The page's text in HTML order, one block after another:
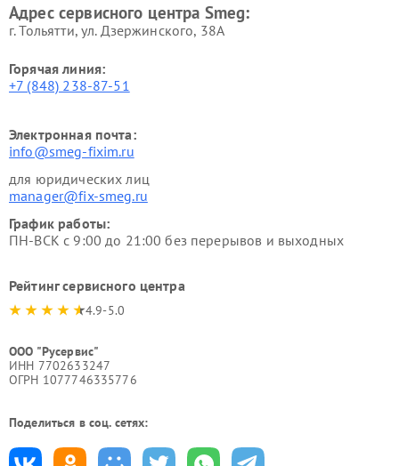
Адрес сервисного центра Smeg:
г. Тольятти, ул. Дзержинского, 38А
Горячая линия:
+7 (848) 238-87-51
Электронная почта:
info@smeg-fixim.ru
для юридических лиц
manager@fix-smeg.ru
График работы:
ПН-ВСК с 9:00 до 21:00 без перерывов и выходных
Рейтинг сервисного центра
4.9-5.0
ООО "Русервис"
ИНН 7702633247
ОГРН 1077746335776
Поделиться в соц. сетях: